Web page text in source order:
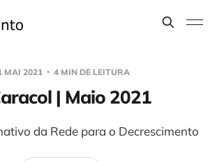
MAI 2021 4 MIN DE LEITURA
| Maio 2021
da Rede para o Decrescimento